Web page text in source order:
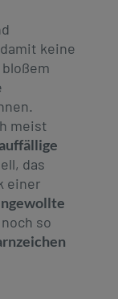
keine
meist
das
einer
so